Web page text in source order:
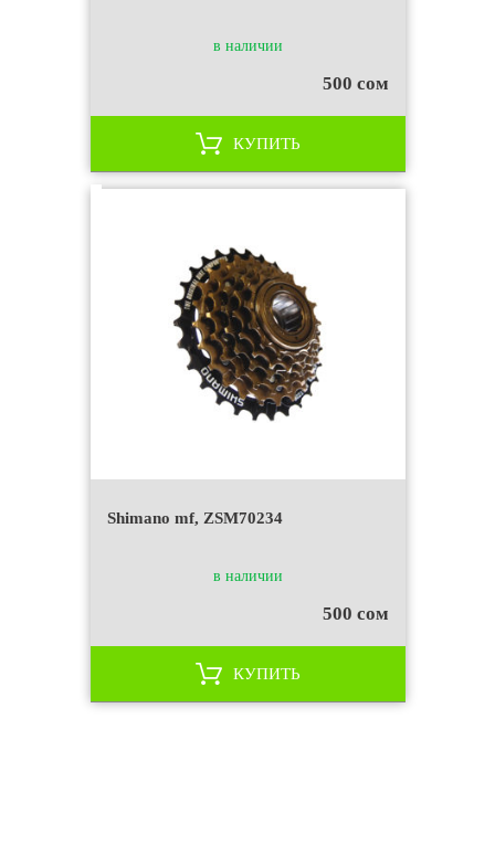
в наличии
500 сом
КУПИТЬ
Shimano mf, ZSM70234
в наличии
500 сом
КУПИТЬ